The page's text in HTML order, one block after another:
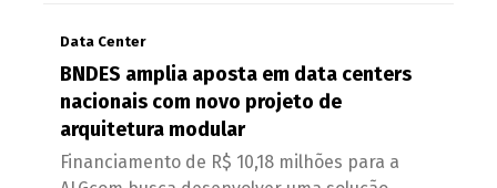
Data Center
BNDES amplia aposta em data centers
nacionais com novo projeto de
arquitetura modular
Financiamento de R$ 10,18 milhões para a